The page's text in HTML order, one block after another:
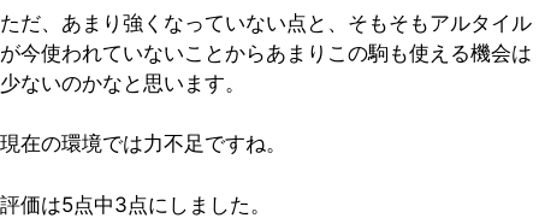
ただ、あまり強くなっていない点と、そもそもアルタイル
が今使われていないことからあまりこの駒も使える機会は
少ないのかなと思います。
現在の環境では力不足ですね。
評価は5点中3点にしました。